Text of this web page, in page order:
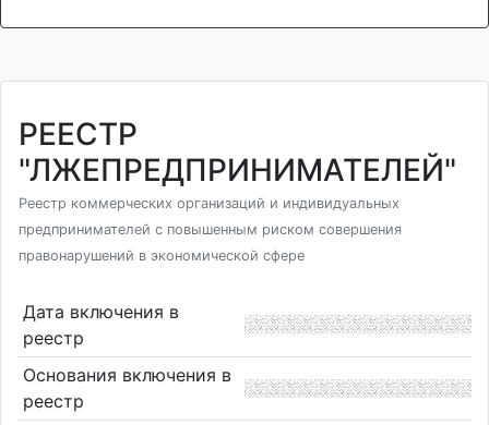
РЕЕСТР
"ЛЖЕПРЕДПРИНИМАТЕЛЕЙ"
Реестр коммерческих организаций и индивидуальных
предпринимателей с повышенным риском совершения
правонарушений в экономической сфере
Дата включения в
реестр
Основания включения в
реестр